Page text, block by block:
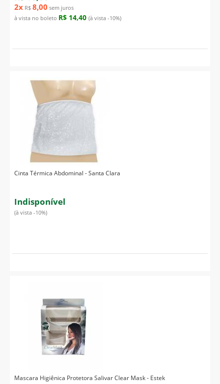
2x R$ 8,00 sem juros
à vista no boleto R$ 14,40 (à vista -10%)
Cinta Térmica Abdominal - Santa Clara
Indisponível
(à vista -10%)
Mascara Higiênica Protetora Salivar Clear Mask - Estek